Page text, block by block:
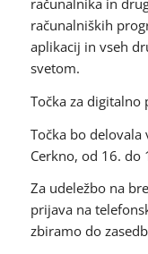
računalnika in
računalniških
aplikacij in vseh
svetom.
Točka za digitalno
Točka bo delovala
Cerkno, od 16. do
Za udeležbo na
prijava na
zbiramo do